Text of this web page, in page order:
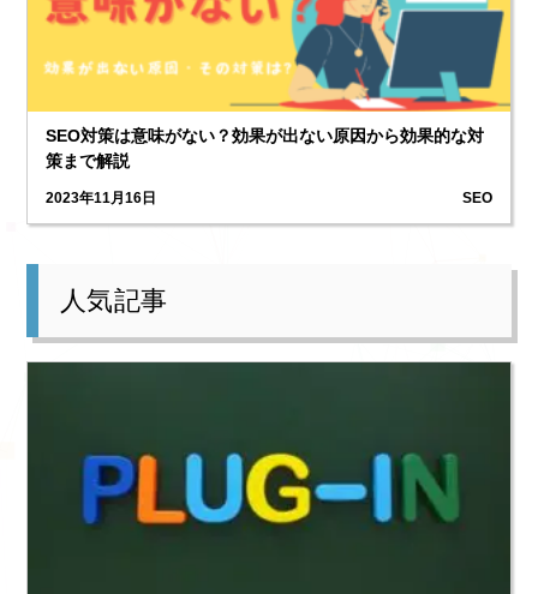
SEO対策は意味がない？効果が出ない原因から効果的な対
策まで解説
2023年11月16日 SEO
人気記事
1